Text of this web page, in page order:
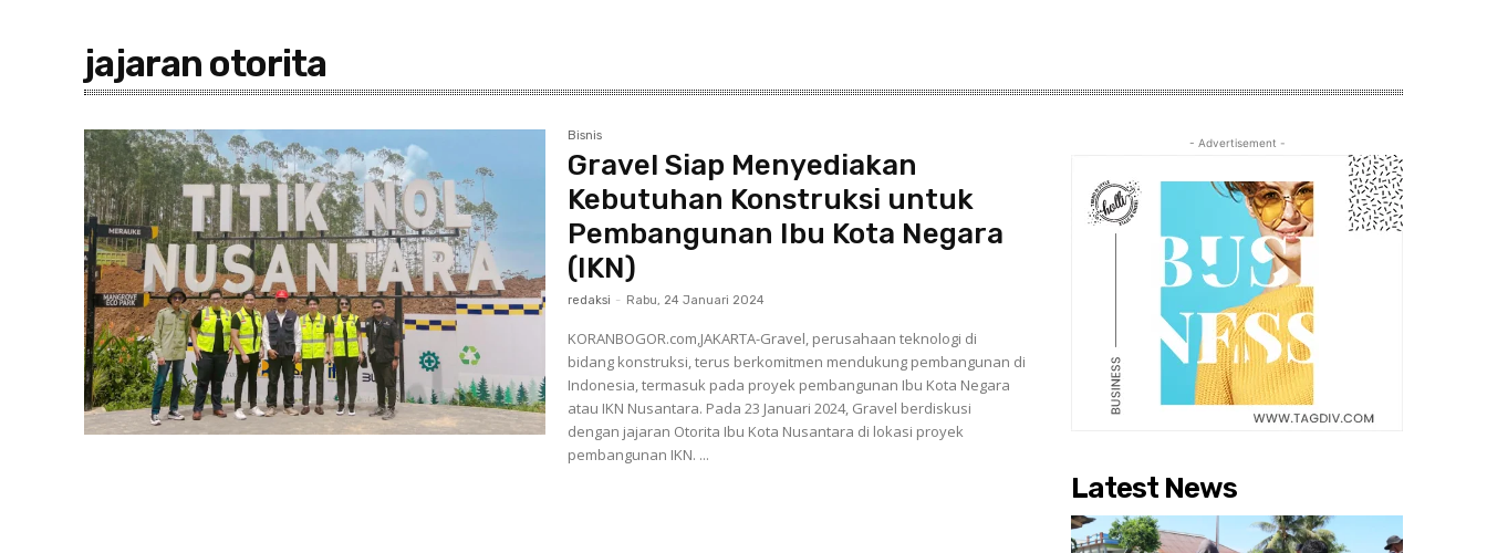
jajaran otorita
Bisnis
Gravel Siap Menyediakan
Kebutuhan Konstruksi untuk
Pembangunan Ibu Kota Negara
(IKN)
redaksi - Rabu, 24 Januari 2024
KORANBOGOR.com,JAKARTA-Gravel, perusahaan teknologi di
bidang konstruksi, terus berkomitmen mendukung pembangunan di
Indonesia, termasuk pada proyek pembangunan Ibu Kota Negara
atau IKN Nusantara. Pada 23 Januari 2024, Gravel berdiskusi
dengan jajaran Otorita Ibu Kota Nusantara di lokasi proyek
pembangunan IKN. ...
- Advertisement -
Latest News